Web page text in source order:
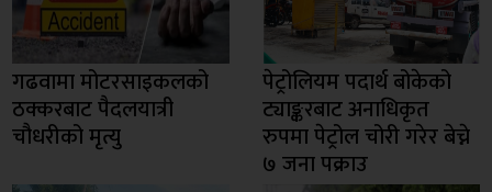
गढवामा मोटरसाइकलको
ठक्करबाट पैदलयात्री
चौधरीको मृत्यु
पेट्रोलियम पदार्थ बोकेको
ट्याङ्करबाट अनाधिकृत
रुपमा पेट्रोल चोरी गरेर बेच्ने
७ जना पक्राउ